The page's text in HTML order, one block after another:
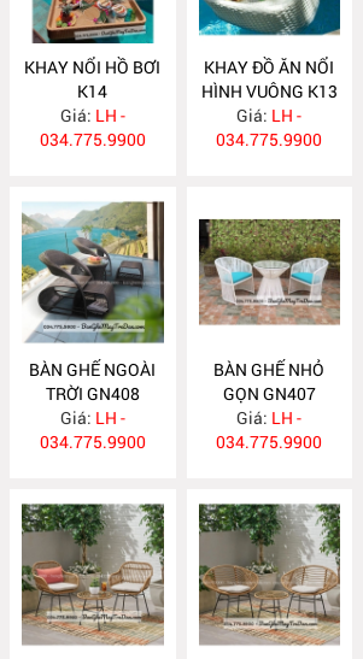
KHAY NỔI HỒ BƠI
K14
Giá: LH -
034.775.9900
KHAY ĐỒ ĂN NỔI
HÌNH VUÔNG K13
Giá: LH -
034.775.9900
BÀN GHẾ NGOÀI
TRỜI GN408
Giá: LH -
034.775.9900
BÀN GHẾ NHỎ
GỌN GN407
Giá: LH -
034.775.9900